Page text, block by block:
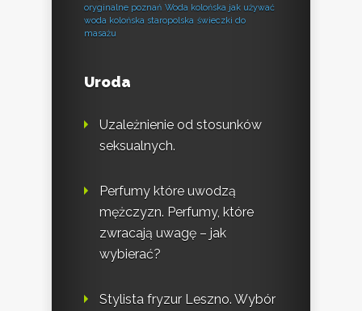
oryginalne poznań Woda kolońska jak używać
woda kolońska staropolska świeczki do
masażu
Uroda
Uzależnienie od stosunków
seksualnych.
Perfumy które uwodzą
mężczyzn. Perfumy, które
zwracają uwagę – jak
wybierać?
Stylista fryzur Leszno. Wybór